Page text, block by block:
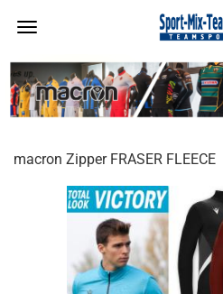
macron Zipper FRASER FLEECE